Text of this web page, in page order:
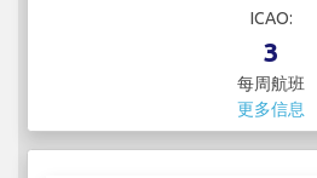
ICAO:
3
每周航班
更多信息